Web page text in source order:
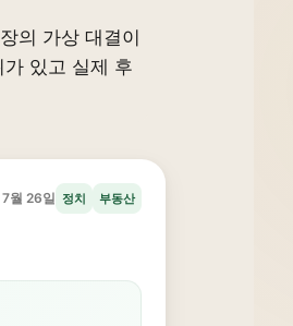
의 가상 대결이
있고 실제 후
월 26일 정치 부동산